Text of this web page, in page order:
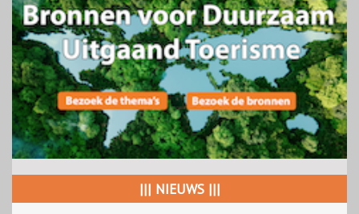
||| NIEUWS |||